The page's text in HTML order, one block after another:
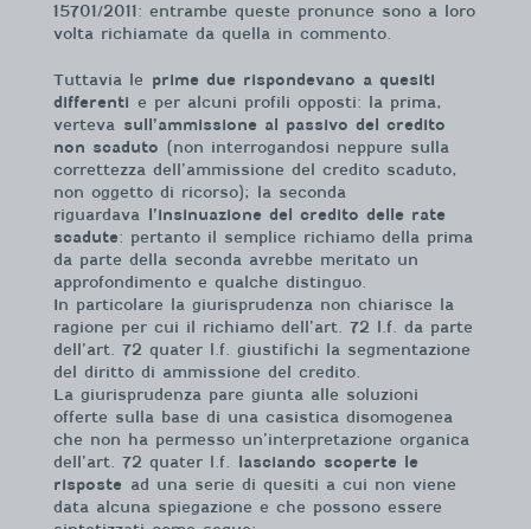
15701/2011: entrambe queste pronunce sono a loro
volta richiamate da quella in commento.
Tuttavia le prime due rispondevano a quesiti
differenti e per alcuni profili opposti: la prima,
verteva sull’ammissione al passivo del credito
non scaduto (non interrogandosi neppure sulla
correttezza dell’ammissione del credito scaduto,
non oggetto di ricorso); la seconda
riguardava l’insinuazione del credito delle rate
scadute: pertanto il semplice richiamo della prima
da parte della seconda avrebbe meritato un
approfondimento e qualche distinguo.
In particolare la giurisprudenza non chiarisce la
ragione per cui il richiamo dell’art. 72 l.f. da parte
dell’art. 72 quater l.f. giustifichi la segmentazione
del diritto di ammissione del credito.
La giurisprudenza pare giunta alle soluzioni
offerte sulla base di una casistica disomogenea
che non ha permesso un’interpretazione organica
dell’art. 72 quater l.f. lasciando scoperte le
risposte ad una serie di quesiti a cui non viene
data alcuna spiegazione e che possono essere